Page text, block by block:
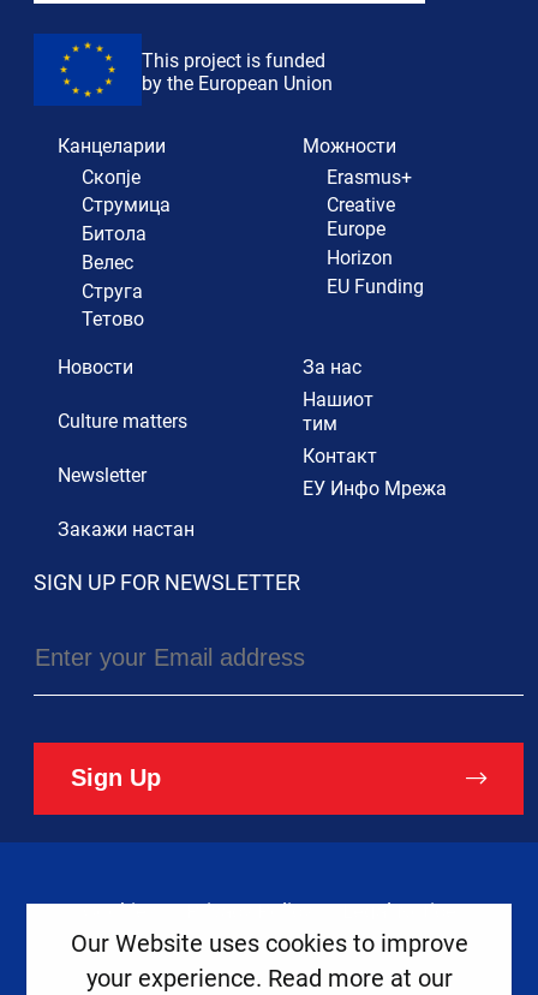
This project is funded
by the European Union
Канцеларии
Скопје
Струмица
Битола
Велес
Струга
Тетово
Можности
Erasmus+
Creative
Europe
Horizon
EU Funding
Новости
Culture matters
Newsletter
Закажи настан
За нас
Нашиот
тим
Контакт
ЕУ Инфо Мрежа
SIGN UP FOR NEWSLETTER
Sign Up
Copyright ©2026Europe House
Cookies Privacy Policy Legal Notice
Our Website uses cookies to improve
your experience. Read more at our